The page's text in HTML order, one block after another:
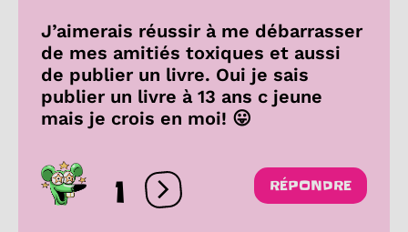
J’aimerais réussir à me débarrasser
de mes amitiés toxiques et aussi
de publier un livre. Oui je sais
publier un livre à 13 ans c jeune
mais je crois en moi! 😛
1 Ouvrir les réactions
RÉPONDRE